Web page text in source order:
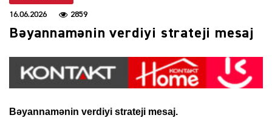
16.06.2026 2859
Bəyannamənin verdiyi strateji mesaj
Bəyannamənin verdiyi strateji mesaj.